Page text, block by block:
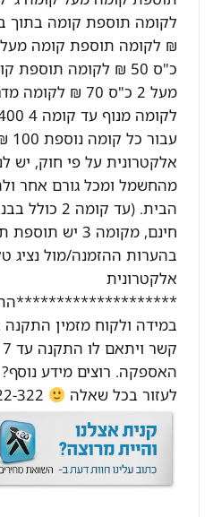
כ"ס 50 ₪ לקומה תוספת
עבור
אלקטרונית על פי חוק, יש
מהחשמל ומכל גורם אחר
הבית. (עד קומה 2
חינם, מקומה 3 יש
בהערות ההזמנה/מול נציג
אלקטרונית
במידה ולקוח מזמין התקנה
האספקה. רוצים מידע נוסף?
לעזור בכל שאלה
072-39-22-322